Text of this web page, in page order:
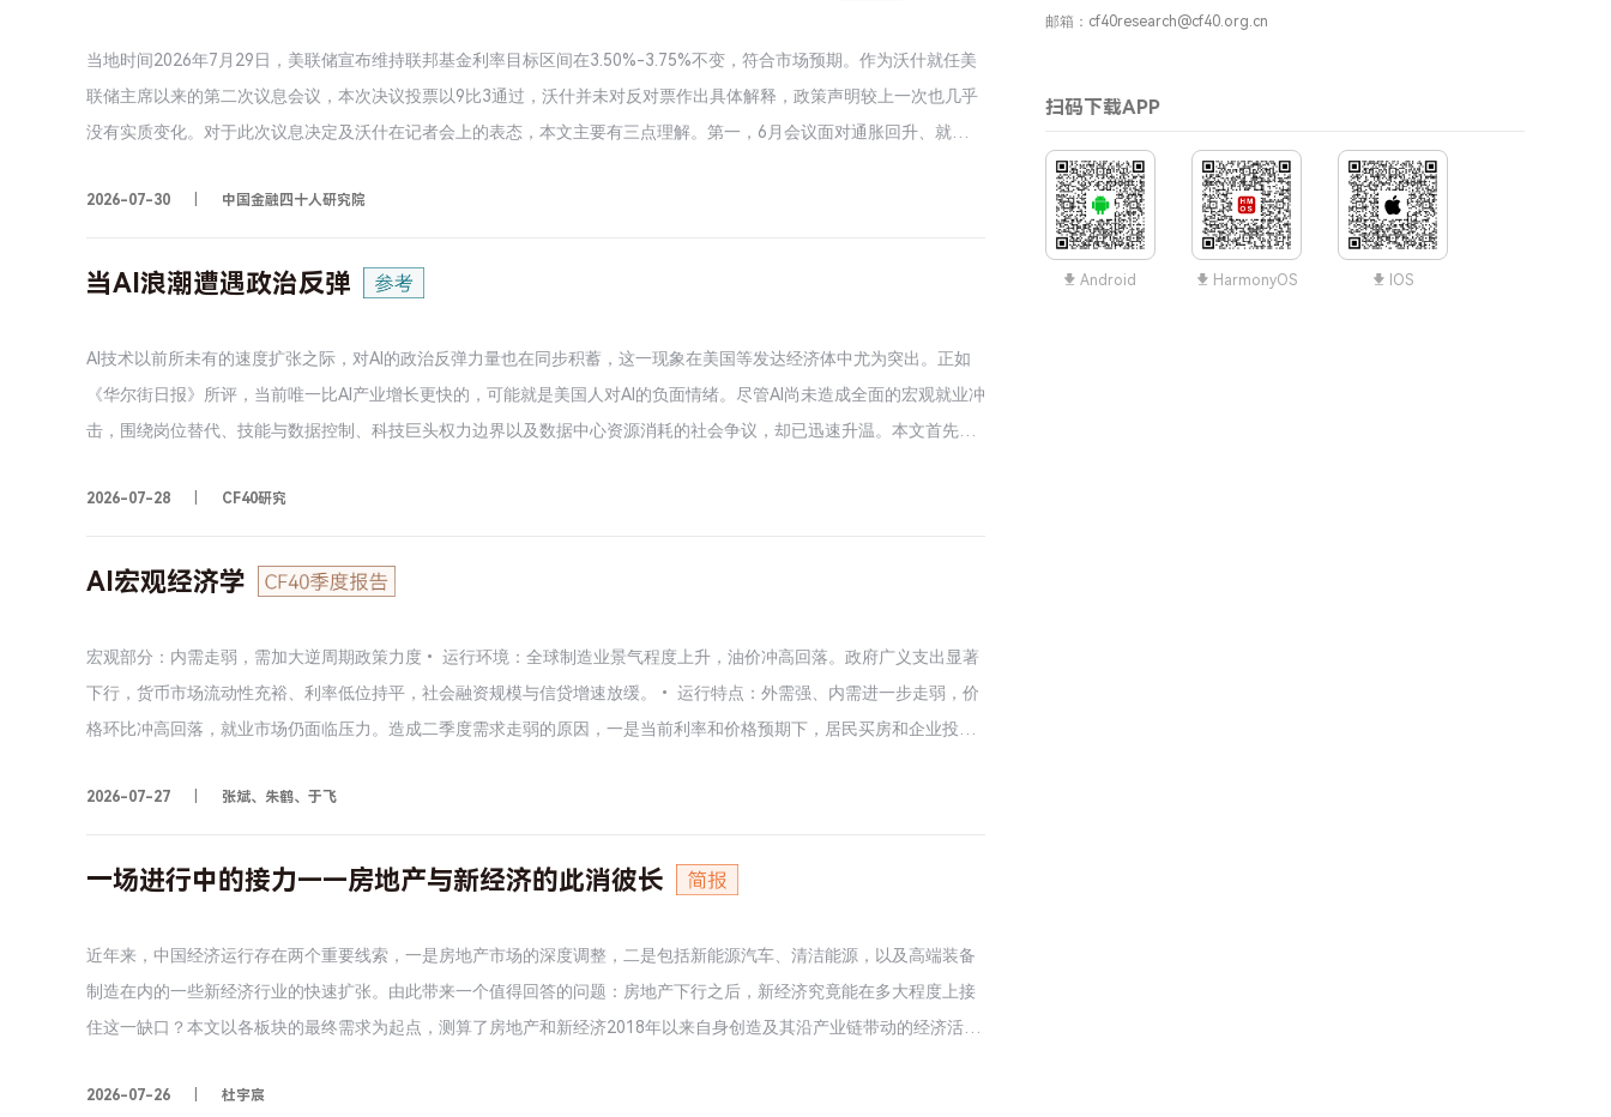
当地时间2026年7月29日，美联储宣布维持联邦基金利率目标区间在3.50%-3.75%不变，符合市场预期。作为沃什就任美
联储主席以来的第二次议息会议，本次决议投票以9比3通过，沃什并未对反对票作出具体解释，政策声明较上一次也几乎
没有实质变化。对于此次议息决定及沃什在记者会上的表态，本文主要有三点理解。第一，6月会议面对通胀回升、就业仍
更弱。第二，沃什虽反复强调2%的通胀目标，但两次维持利率不变，且未能在记者会上说明政策门槛和下一步行动，引发
不充分，市场反应可能过度。第三，资产负债表可能是沃什任内更值得关注的政策工具。其政策思路带有弗里德曼和沃尔
能超过市场预期。
2026-07-30 中国金融四十人研究院
当AI浪潮遭遇政治反弹
AI技术以前所未有的速度扩张之际，对AI的政治反弹力量也在同步积蓄，这一现象在美国等发达经济体中尤为突出。正如
《华尔街日报》所评，当前唯一比AI产业增长更快的，可能就是美国人对AI的负面情绪。尽管AI尚未造成全面的宏观就业冲
击，围绕岗位替代、技能与数据控制、科技巨头权力边界以及数据中心资源消耗的社会争议，却已迅速升温。本文首先回
分析当前对AI的政治反弹的三条战线——劳动保护、科技巨头权力与地方资源冲突；最后考察左右翼民粹力量对反“科技寡
弹进入全国性选举议程的条件及其对AI产业的潜在影响。
2026-07-28 CF40研究
AI宏观经济学
宏观部分：内需走弱，需加大逆周期政策力度• 运行环境：全球制造业景气程度上升，油价冲高回落。政府广义支出显著
下行，货币市场流动性充裕、利率低位持平，社会融资规模与信贷增速放缓。• 运行特点：外需强、内需进一步走弱，价
格环比冲高回落，就业市场仍面临压力。造成二季度需求走弱的原因，一是当前利率和价格预期下，居民买房和企业投资
少较大力度的逆周期政策支持下，内需不足压力仍然突出。下半年需要采取更加积极的货币政策激发扩大内需内生动力；
金融债，加大以城市更新为代表的公共投资。专题：AI宏观经济学• AI能否转化成为广泛持续生产率提升的关键不仅在于
织结构改革。• AI会放大库存周期和设备投资周期，加大总需求的内生波动压力。AI还可能减少劳动者收入份额，在较长
时间里放大供求不匹配。应对需求压力的关键是稳定且较低的通胀预期；关注金融稳定，特别是金融资产价格背后的杠杆
运用；精准辨别供给冲击和需求冲击。• AI既可以通过降低菜单成本、改善信息匹配等渠道提高市场效率；也可以通过数
节，应把算法定价和算法协调纳入竞争分析。在消费环节，要降低转换成本，维护AI用户的退出权利。• AI对宏观经济影
2026-07-27 张斌、朱鹤、于飞
一场进行中的接力——房地产与新经济的此消彼长
近年来，中国经济运行存在两个重要线索，一是房地产市场的深度调整，二是包括新能源汽车、清洁能源，以及高端装备
制造在内的一些新经济行业的快速扩张。由此带来一个值得回答的问题：房地产下行之后，新经济究竟能在多大程度上接
住这一缺口？本文以各板块的最终需求为起点，测算了房地产和新经济2018年以来自身创造及其沿产业链带动的经济活
力已经在较大程度上实现。2018年，新经济的规模仅约为房地产的一半；到2025年，新经济已经明显超过房地产。2023
2026-07-26 杜宇宸
邮箱： cf40research@cf40.org.cn
扫码下载APP
Android HarmonyOS IOS